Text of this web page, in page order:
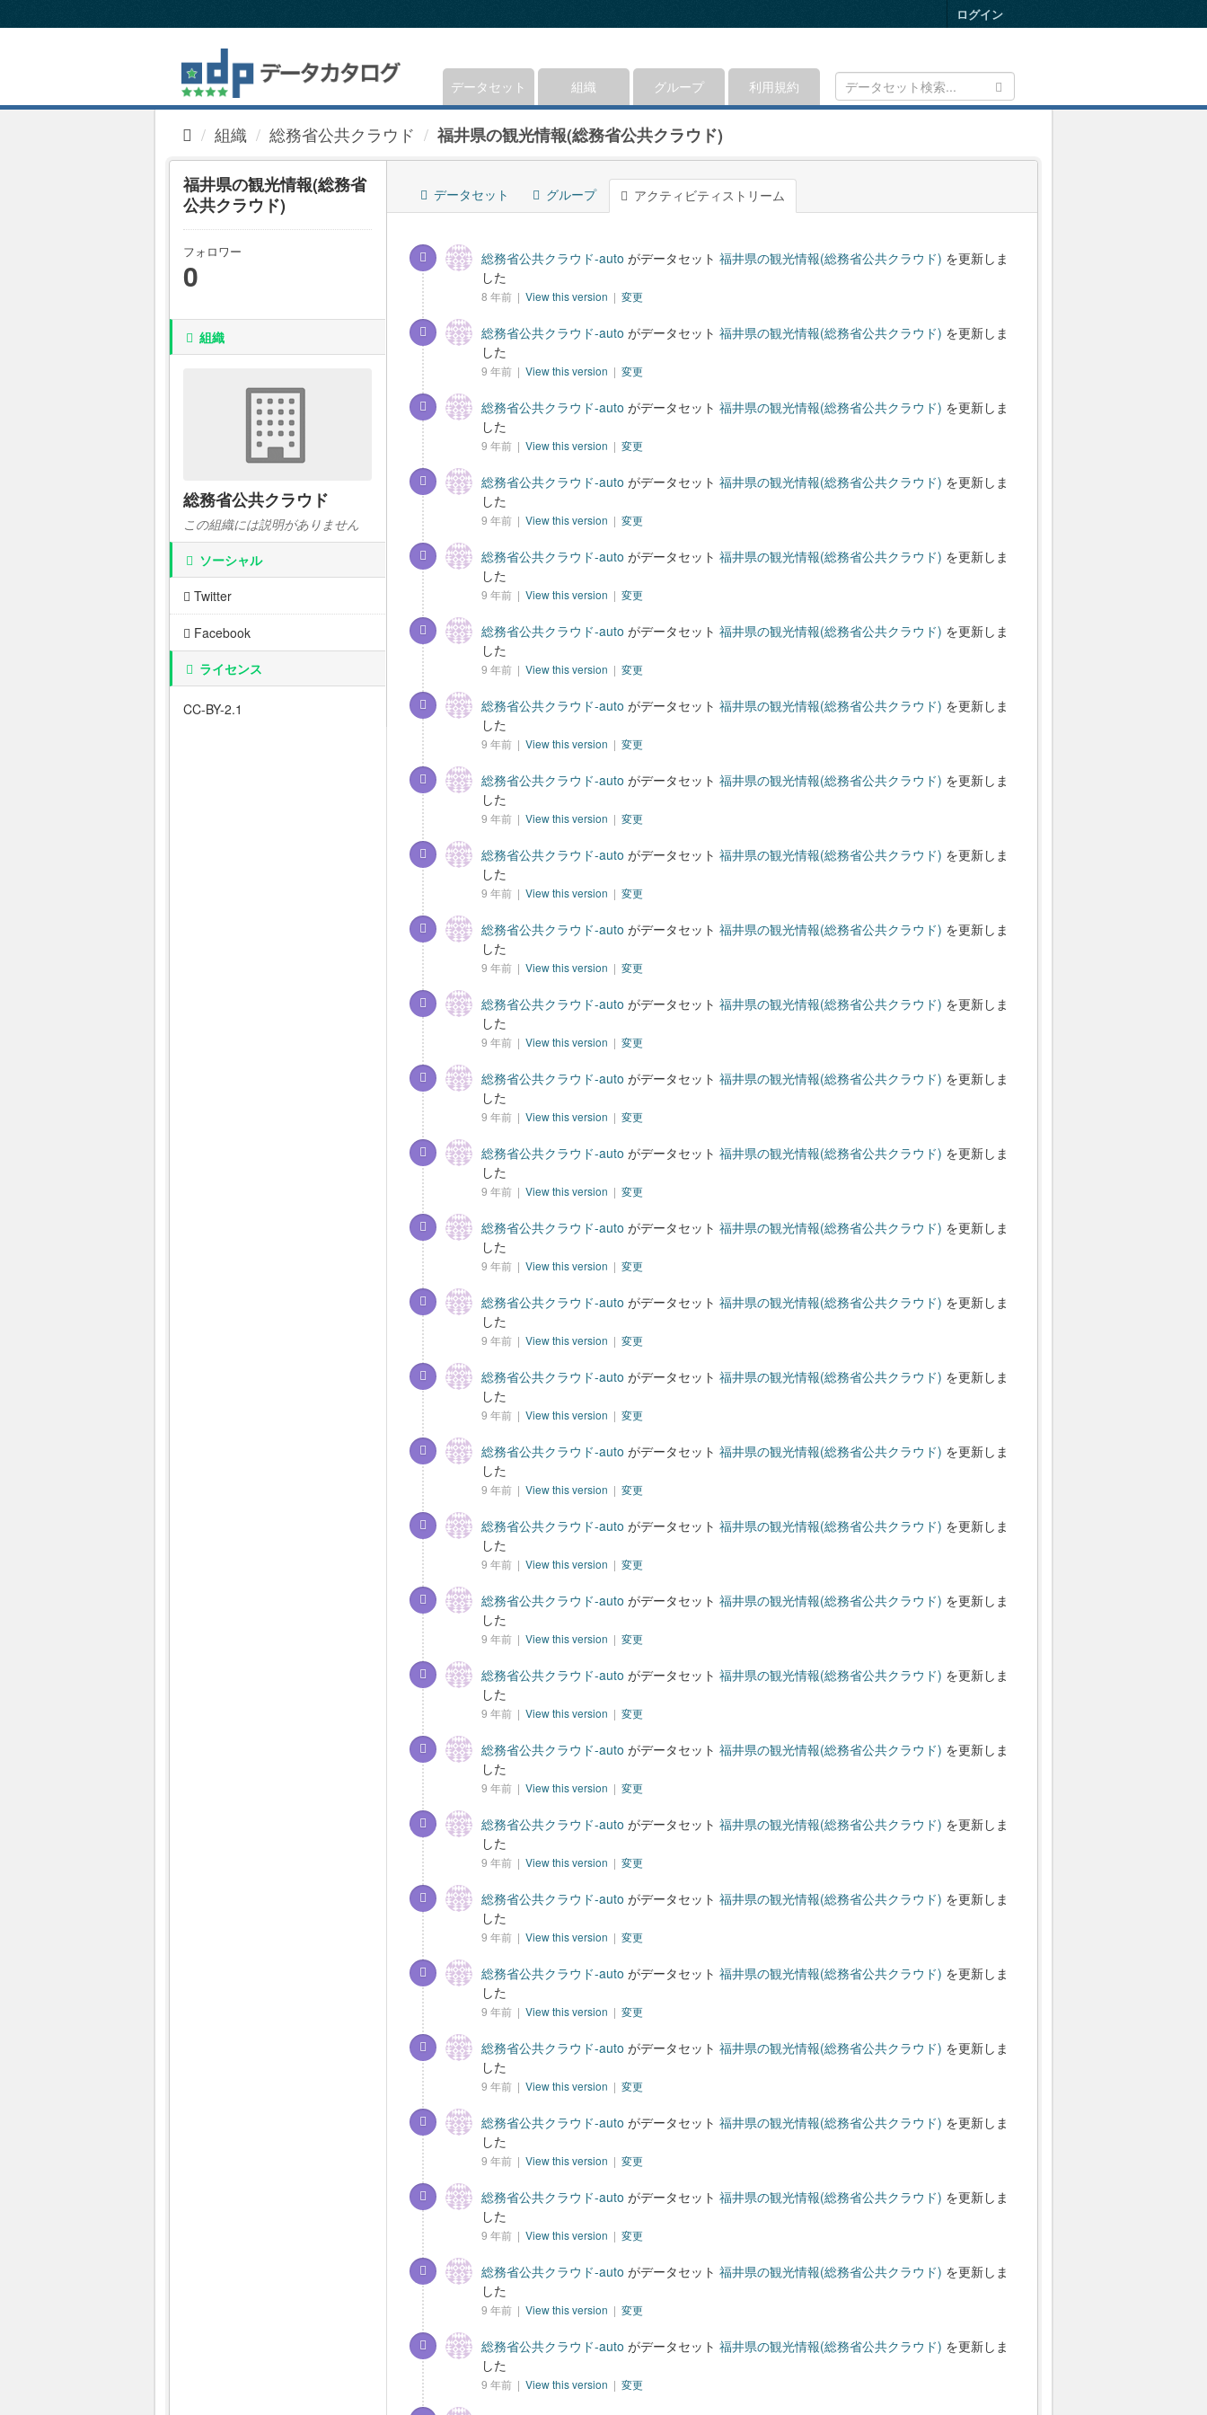
キ
ログイン
データセット 組織 グループ 利用規約
組織 総務省公共クラウド 福井県の観光情報(総務省公共クラウド)
福井県の観光情報(総務省
公共クラウド)
フォロワー
0
組織
総務省公共クラウド
この組織には説明がありません
ソーシャル
Twitter
Facebook
ライセンス
CC-BY-2.1
データセット グループ アクティビティストリーム
総務省公共クラウド-auto がデータセット 福井県の観光情報(総務省公共クラウド) を更新しま
した
8 年前 | View this version | 変更
総務省公共クラウド-auto がデータセット 福井県の観光情報(総務省公共クラウド) を更新しま
した
9 年前 | View this version | 変更
総務省公共クラウド-auto がデータセット 福井県の観光情報(総務省公共クラウド) を更新しま
した
9 年前 | View this version | 変更
総務省公共クラウド-auto がデータセット 福井県の観光情報(総務省公共クラウド) を更新しま
した
9 年前 | View this version | 変更
総務省公共クラウド-auto がデータセット 福井県の観光情報(総務省公共クラウド) を更新しま
した
9 年前 | View this version | 変更
総務省公共クラウド-auto がデータセット 福井県の観光情報(総務省公共クラウド) を更新しま
した
9 年前 | View this version | 変更
総務省公共クラウド-auto がデータセット 福井県の観光情報(総務省公共クラウド) を更新しま
した
9 年前 | View this version | 変更
総務省公共クラウド-auto がデータセット 福井県の観光情報(総務省公共クラウド) を更新しま
した
9 年前 | View this version | 変更
総務省公共クラウド-auto がデータセット 福井県の観光情報(総務省公共クラウド) を更新しま
した
9 年前 | View this version | 変更
総務省公共クラウド-auto がデータセット 福井県の観光情報(総務省公共クラウド) を更新しま
した
9 年前 | View this version | 変更
総務省公共クラウド-auto がデータセット 福井県の観光情報(総務省公共クラウド) を更新しま
した
9 年前 | View this version | 変更
総務省公共クラウド-auto がデータセット 福井県の観光情報(総務省公共クラウド) を更新しま
した
9 年前 | View this version | 変更
総務省公共クラウド-auto がデータセット 福井県の観光情報(総務省公共クラウド) を更新しま
した
9 年前 | View this version | 変更
総務省公共クラウド-auto がデータセット 福井県の観光情報(総務省公共クラウド) を更新しま
した
9 年前 | View this version | 変更
総務省公共クラウド-auto がデータセット 福井県の観光情報(総務省公共クラウド) を更新しま
した
9 年前 | View this version | 変更
総務省公共クラウド-auto がデータセット 福井県の観光情報(総務省公共クラウド) を更新しま
した
9 年前 | View this version | 変更
総務省公共クラウド-auto がデータセット 福井県の観光情報(総務省公共クラウド) を更新しま
した
9 年前 | View this version | 変更
総務省公共クラウド-auto がデータセット 福井県の観光情報(総務省公共クラウド) を更新しま
した
9 年前 | View this version | 変更
総務省公共クラウド-auto がデータセット 福井県の観光情報(総務省公共クラウド) を更新しま
した
9 年前 | View this version | 変更
総務省公共クラウド-auto がデータセット 福井県の観光情報(総務省公共クラウド) を更新しま
した
9 年前 | View this version | 変更
総務省公共クラウド-auto がデータセット 福井県の観光情報(総務省公共クラウド) を更新しま
した
9 年前 | View this version | 変更
総務省公共クラウド-auto がデータセット 福井県の観光情報(総務省公共クラウド) を更新しま
した
9 年前 | View this version | 変更
総務省公共クラウド-auto がデータセット 福井県の観光情報(総務省公共クラウド) を更新しま
した
9 年前 | View this version | 変更
総務省公共クラウド-auto がデータセット 福井県の観光情報(総務省公共クラウド) を更新しま
した
9 年前 | View this version | 変更
総務省公共クラウド-auto がデータセット 福井県の観光情報(総務省公共クラウド) を更新しま
した
9 年前 | View this version | 変更
総務省公共クラウド-auto がデータセット 福井県の観光情報(総務省公共クラウド) を更新しま
した
9 年前 | View this version | 変更
総務省公共クラウド-auto がデータセット 福井県の観光情報(総務省公共クラウド) を更新しま
した
9 年前 | View this version | 変更
総務省公共クラウド-auto がデータセット 福井県の観光情報(総務省公共クラウド) を更新しま
した
9 年前 | View this version | 変更
総務省公共クラウド-auto がデータセット 福井県の観光情報(総務省公共クラウド) を更新しま
した
9 年前 | View this version | 変更